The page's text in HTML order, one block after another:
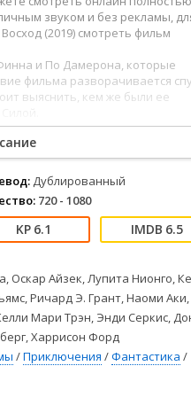
Спорт
Ужасы
Фантастика
2022
Русские
Фильмы из соцетей
звуком и без рекламы,
(2019) смотреть фильм
и По Дамерона, которые
фильма разворачивается
выяснить, кем же были ее
115
Дублированный
720 - 1080
6.1 6.5
Оскар Айзек, Лупита Нионго,
Ричард Э. Грант, Наоми Аки,
Мари Трэн, Энди Серкис,
Харрисон Форд
/Приключения /Фантастика /